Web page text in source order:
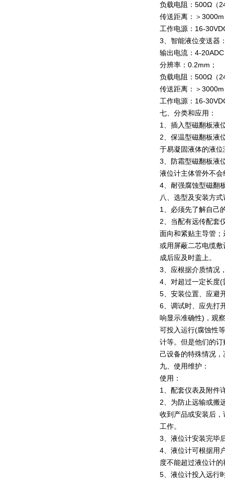
负载电阻：500Ω（
传送距离：＞
工作电源：16-
3、智能液位变送器
输出电流：4-
分辨率：0.2mm；
负载电阻：500Ω（
传送距离：＞
工作电源：16-
七、分类和应用：
1、插入型磁翻板液
2、保温型磁翻板液
于易凝固液体的液
3、防霜型磁翻板液
液位计主体管外不
4、耐强腐蚀型磁翻
八、选型及安装方式
1、必须先了解自己
2、当配有远传配套
面向和紧贴主导管
或用屏蔽二芯电缆
成后应及时盖上。
3、应根据介质情况
4、对超过一定长度(
5、安装位置、应避
6、调试时、应先打
响显示准确性)，观
可投入运行(腐蚀性
计等。但是他们的
己设备的特殊情况
九、使用维护：
使用：
1、配套仪表及附件
2、为防止远输或搬
收到产品或安装后
工作。
3、液位计安装完毕
4、液位计可根据用
度不能超过液位计
5、液位计投入远行